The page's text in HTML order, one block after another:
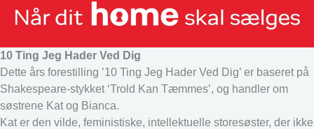
10 Ting Jeg Hader Ved Dig
Dette års forestilling ’10 Ting Jeg Hader Ved Dig’ er baseret på
Shakespeare-stykket ‘Trold Kan Tæmmes’, og handler om
søstrene Kat og Bianca.
Kat er den vilde, feministiske, intellektuelle storesøster, der ikke